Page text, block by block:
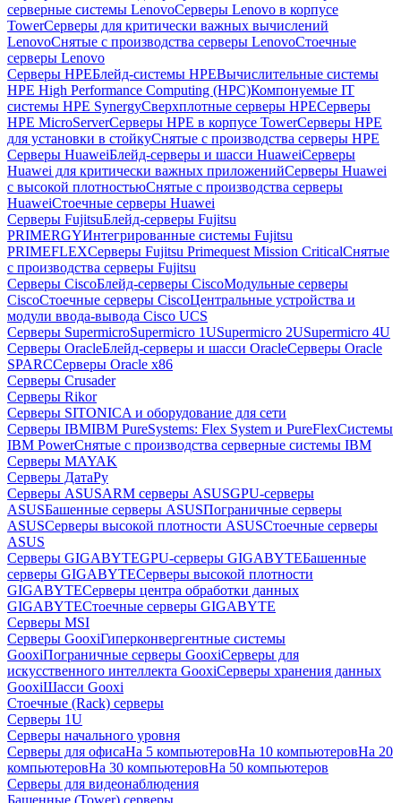
серверные системы LenovoСерверы Lenovo в корпусе
TowerСерверы для критически важных вычислений
LenovoСнятые с производства серверы LenovoСтоечные
серверы Lenovo
Серверы HPEБлейд-системы HPEВычислительные системы
HPE High Performance Computing (HPC)Компонуемые IT
системы HPE SynergyСверхплотные серверы HPEСерверы
HPE MicroServerСерверы HPE в корпусе TowerСерверы HPE
для установки в стойкуСнятые с производства серверы HPE
Серверы HuaweiБлейд-серверы и шасси HuaweiСерверы
Huawei для критически важных приложенийСерверы Huawei
с высокой плотностьюСнятые с производства серверы
HuaweiСтоечные серверы Huawei
Серверы FujitsuБлейд-серверы Fujitsu
PRIMERGYИнтегрированные системы Fujitsu
PRIMEFLEXСерверы Fujitsu Primequest Mission CriticalСнятые
с производства серверы Fujitsu
Серверы CiscoБлейд-серверы CiscoМодульные серверы
CiscoСтоечные серверы CiscoЦентральные устройства и
модули ввода-вывода Cisco UCS
Серверы SupermicroSupermicro 1USupermicro 2USupermicro 4U
Серверы OracleБлейд-серверы и шасси OracleСерверы Oracle
SPARCСерверы Oracle x86
Серверы Crusader
Серверы Rikor
Серверы SITONICA и оборудование для сети
Серверы IBMIBM PureSystems: Flex System и PureFlexСистемы
IBM PowerСнятые с производства серверные системы IBM
Серверы MAYAK
Серверы ДатаРу
Серверы ASUSARM серверы ASUSGPU-серверы
ASUSБашенные серверы ASUSПограничные серверы
ASUSСерверы высокой плотности ASUSСтоечные серверы
ASUS
Серверы GIGABYTEGPU-серверы GIGABYTEБашенные
серверы GIGABYTEСерверы высокой плотности
GIGABYTEСерверы центра обработки данных
GIGABYTEСтоечные серверы GIGABYTE
Серверы MSI
Серверы GooxiГиперконвергентные системы
GooxiПограничные серверы GooxiСерверы для
искусственного интеллекта GooxiСерверы хранения данных
GooxiШасси Gooxi
Стоечные (Rack) серверы
Серверы 1U
Серверы начального уровня
Серверы для офисаНа 5 компьютеровНа 10 компьютеровНа 20
компьютеровНа 30 компьютеровНа 50 компьютеров
Серверы для видеонаблюдения
Башенные (Tower) серверы